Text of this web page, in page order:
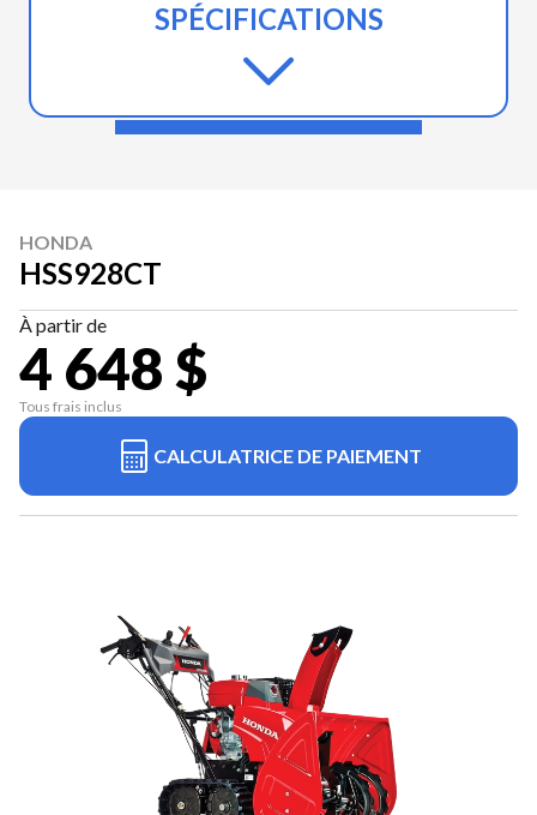
SPÉCIFICATIONS
HONDA
HSS928CT
À partir de
4 648 $
Tous frais inclus
CALCULATRICE DE PAIEMENT